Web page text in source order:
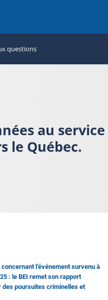
questions
au
le Québec.
l’événement survenu à
: le BEI remet son rapport
des poursuites criminelles et